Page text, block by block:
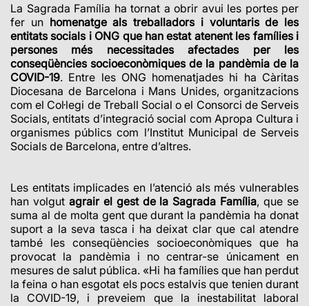
La Sagrada Família ha tornat a obrir avui les portes per
fer un homenatge als treballadors i voluntaris de les
entitats socials i ONG que han estat atenent les famílies i
persones més necessitades afectades per les
conseqüències socioeconòmiques de la pandèmia de la
COVID-19. Entre les ONG homenatjades hi ha Càritas
Diocesana de Barcelona i Mans Unides, organitzacions
com el Col·legi de Treball Social o el Consorci de Serveis
Socials, entitats d’integració social com Apropa Cultura i
organismes públics com l’Institut Municipal de Serveis
Socials de Barcelona, entre d’altres.
Les entitats implicades en l’atenció als més vulnerables
han volgut agrair el gest de la Sagrada Família, que se
suma al de molta gent que durant la pandèmia ha donat
suport a la seva tasca i ha deixat clar que cal atendre
també les conseqüències socioeconòmiques que ha
provocat la pandèmia i no centrar-se únicament en
mesures de salut pública. «Hi ha famílies que han perdut
la feina o han esgotat els pocs estalvis que tenien durant
la COVID-19, i preveiem que la inestabilitat laboral